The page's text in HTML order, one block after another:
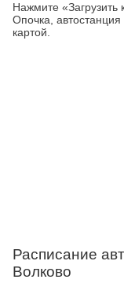
Нажмите «Загрузить
Опочка,
картой.
Расписание
Волково